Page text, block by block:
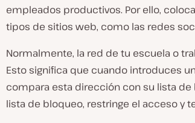
empleados productivos. Por ello,
tipos de sitios web, como las redes
Normalmente, la red de tu escuela o
Esto significa que cuando introduces
compara esta dirección con su lista de
lista de bloqueo, restringe el acceso y